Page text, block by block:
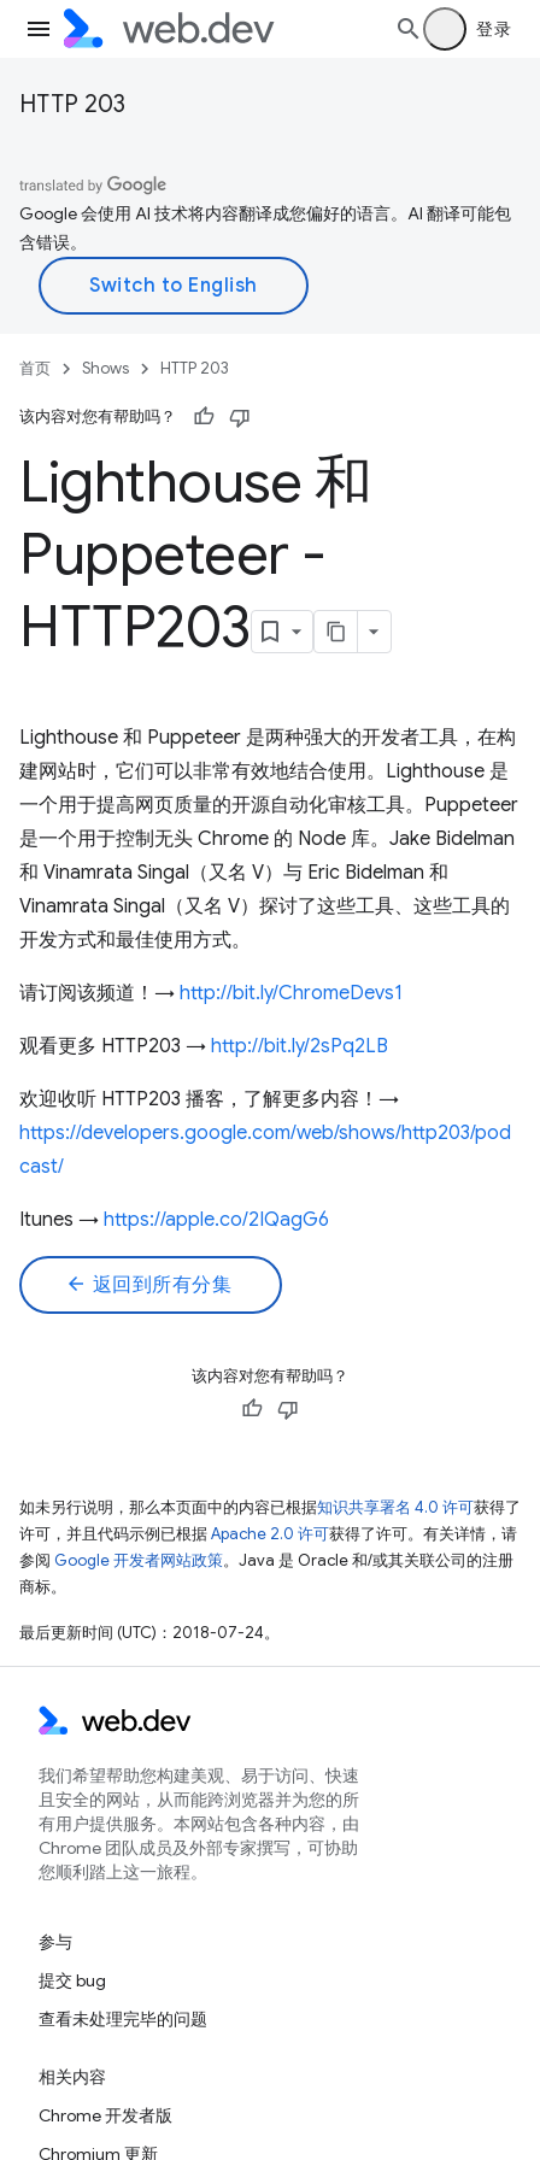
登录
HTTP 203
Google 会使用 AI 技术将内容翻译成您偏好的语言。AI 翻译可能包
含错误。
首页 Shows HTTP 203
该内容对您有帮助吗？
Lighthouse 和
Puppeteer -
HTTP203
Lighthouse 和 Puppeteer 是两种强大的开发者工具，在构
建网站时，它们可以非常有效地结合使用。Lighthouse 是
一个用于提高网页质量的开源自动化审核工具。Puppeteer
是一个用于控制无头 Chrome 的 Node 库。Jake Bidelman
和 Vinamrata Singal（又名 V）与 Eric Bidelman 和
Vinamrata Singal（又名 V）探讨了这些工具、这些工具的
开发方式和最佳使用方式。
请订阅该频道！→ http://bit.ly/ChromeDevs1
观看更多 HTTP203 → http://bit.ly/2sPq2LB
欢迎收听 HTTP203 播客，了解更多内容！→
https://developers.google.com/web/shows/http203/pod
cast/
Itunes → https://apple.co/2IQagG6
arrow_back 返回到所有分集
该内容对您有帮助吗？
如未另行说明，那么本页面中的内容已根据知识共享署名 4.0 许可获得了
许可，并且代码示例已根据Apache 2.0 许可获得了许可。有关详情，请
参阅 Google 开发者网站政策。Java 是 Oracle 和/或其关联公司的注册
商标。
最后更新时间 (UTC)：2018-07-24。
我们希望帮助您构建美观、易于访问、快速
且安全的网站，从而能跨浏览器并为您的所
有用户提供服务。本网站包含各种内容，由
Chrome 团队成员及外部专家撰写，可协助
您顺利踏上这一旅程。
参与
提交 bug
查看未处理完毕的问题
相关内容
Chrome 开发者版
Chromium 更新